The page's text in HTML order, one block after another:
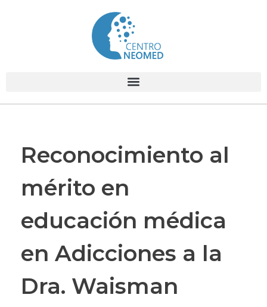
Reconocimiento al
mérito en
educación médica
en Adicciones a la
Dra. Waisman